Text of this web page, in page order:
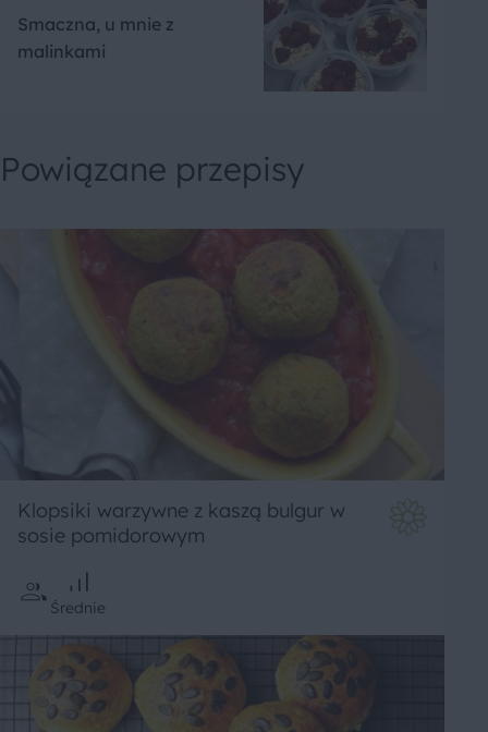
Smaczna, u mnie z
malinkami
Powiązane przepisy
Klopsiki warzywne z kaszą bulgur w
sosie pomidorowym
Średnie